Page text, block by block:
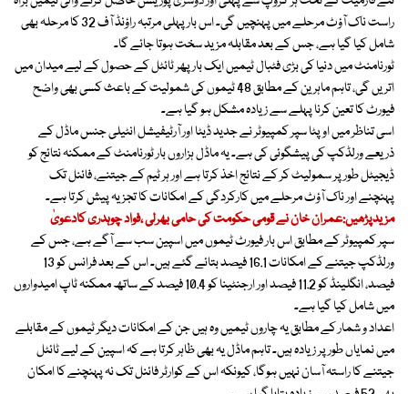
راست ناک آؤٹ مرحلے میں پہنچیں گی۔ اس بار پہلی مرتبہ راؤنڈ آف 32 کا مرحلہ بھی
شامل کیا گیا ہے، جس کے بعد مقابلہ مزید سخت ہوتا جائے گا۔
ٹورنامنٹ میں دنیا کی بڑی فٹبال ٹیمیں ایک بار پھر ٹائٹل کے حصول کے لیے میدان میں
اتریں گی، تاہم ماہرین کے مطابق 48 ٹیموں کی شمولیت کے باعث کسی بھی واضح
فیورٹ کا تعین کرنا پہلے سے زیادہ مشکل ہو گیا ہے۔
اسی تناظر میں اوپٹا سپر کمپیوٹر نے جدید ڈیٹا اور آرٹیفیشل انٹیلی جنس ماڈل کے
ذریعے ورلڈکپ کی پیشگوئی کی ہے۔ یہ ماڈل ہزاروں بار ٹورنامنٹ کے ممکنہ نتائج کو
ڈیجیٹل طور پر سمولیٹ کر کے نتائج اخذ کرتا ہے اور ہر ٹیم کے جیتنے، فائنل تک
پہنچنے اور ناک آؤٹ مرحلے میں کارکردگی کے امکانات کا تجزیہ پیش کرتا ہے۔
مزیدپڑھیں:عمران خان نے قومی حکومت کی حامی بھرلی ،فواد چوہدری کادعویٰ
سپر کمپیوٹر کے مطابق اس بار فیورٹ ٹیموں میں اسپین سب سے آگے ہے، جس کے
ورلڈکپ جیتنے کے امکانات 16.1 فیصد بتائے گئے ہیں۔ اس کے بعد فرانس کو 13
فیصد، انگلینڈ کو 11.2 فیصد اور ارجنٹینا کو 10.4 فیصد کے ساتھ ممکنہ ٹاپ امیدواروں
میں شامل کیا گیا ہے۔
اعداد و شمار کے مطابق یہ چاروں ٹیمیں وہ ہیں جن کے امکانات دیگر ٹیموں کے مقابلے
میں نمایاں طور پر زیادہ ہیں۔ تاہم ماڈل یہ بھی ظاہر کرتا ہے کہ اسپین کے لیے ٹائٹل
جیتنے کا راستہ آسان نہیں ہوگا، کیونکہ اس کے کوارٹر فائنل تک نہ پہنچنے کا امکان